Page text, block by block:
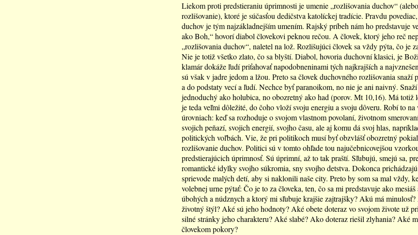
Liekom proti predstieraniu úprimnosti je umenie „rozlišovania duchov“
rozlišovanie), ktoré je súčasťou dedičstva katolíckej tradície. Pravdu
duchov je tým najzákladnejším umením. Rajský príbeh nám ho predstavuje
ako Boh,“ hovorí diabol človekovi peknou rečou. A človek, ktorý jeho reč
„rozlišovania duchov“, naletel na lož. Rozlišujúci človek sa vždy pýta, čo je
Nie je totiž všetko zlato, čo sa blyští. Diabol, hovoria duchovní klasici, je
klamár dokáže ľudí priťahovať napodobneninami tých najkrajších a
sú však v jadre jedom a lžou. Preto sa človek duchovného rozlišovania snaží
a do podstaty vecí a ľudí. Nechce byť paranoikom, no nie je ani naivný.
jednoduchý ako holubica, no obozretný ako had (porov. Mt 10,16). Má totiž
je teda veľmi dôležité, do čoho vloží svoju energiu a svoju dôveru. Robí to na
úrovniach: keď sa rozhoduje o svojom vlastnom povolaní, životnom
svojich peňazí, svojich energií, svojho času, ale aj komu dá svoj hlas,
politických voľbách. Vie, že pri politikoch musí byť obzvlášť obozretný
rozlišovanie duchov. Politici sú v tomto ohľade tou najučebnicovejšou
predstierajúcich úprimnosť. Sú úprimní, až to tak praští. Sľubujú, smejú sa,
romantické idylky svojho súkromia, sny svojho detstva. Dokonca
sprievode malých detí, aby si naklonili naše city. Preto by som sa mal vždy,
volebnej urne pýtať: Čo je to za človeka, ten, čo sa mi predstavuje ako mesiáš
úbohých a núdznych a ktorý mi sľubuje krajšie zajtrajšky? Akú má
životný štýl? Aké sú jeho hodnoty? Aké obete doteraz vo svojom živote už
silné stránky jeho charakteru? Aké slabé? Ako doteraz riešil zlyhania? Aké
človekom pokory?